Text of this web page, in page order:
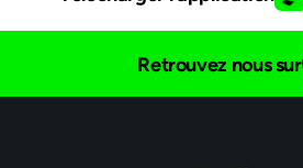
Retrouvez nous sur